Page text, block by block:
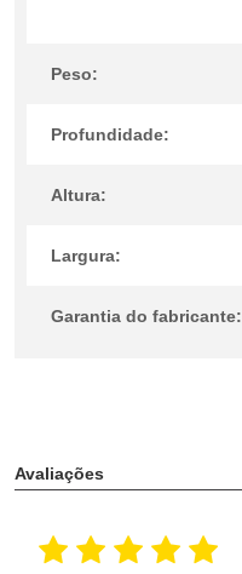
Peso:
Profundidade:
Altura:
Largura:
Garantia do fabricante:
Avaliações